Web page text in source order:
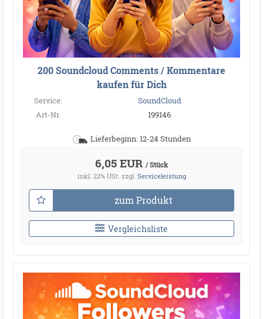
200 Soundcloud Comments / Kommentare
kaufen für Dich
Service:
SoundCloud
Art-Nr.
199146
Lieferbeginn: 12-24 Stunden
6,05 EUR / Stück
inkl. 22% USt. zzgl. Serviceleistung
zum Produkt
Vergleichsliste